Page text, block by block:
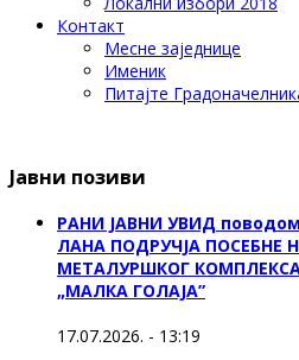
Контакт
Месне заједнице
Именик
Питајте
Јавни позиви
РАНИ ЈАВНИ УВИД
ЛАНА ПОДРУЧЈА ПОСЕБНЕ
МЕТАЛУРШКОГ КОМПЛЕКСА
„МАЛКА ГОЛАЈА”
17.07.2026. - 13:19